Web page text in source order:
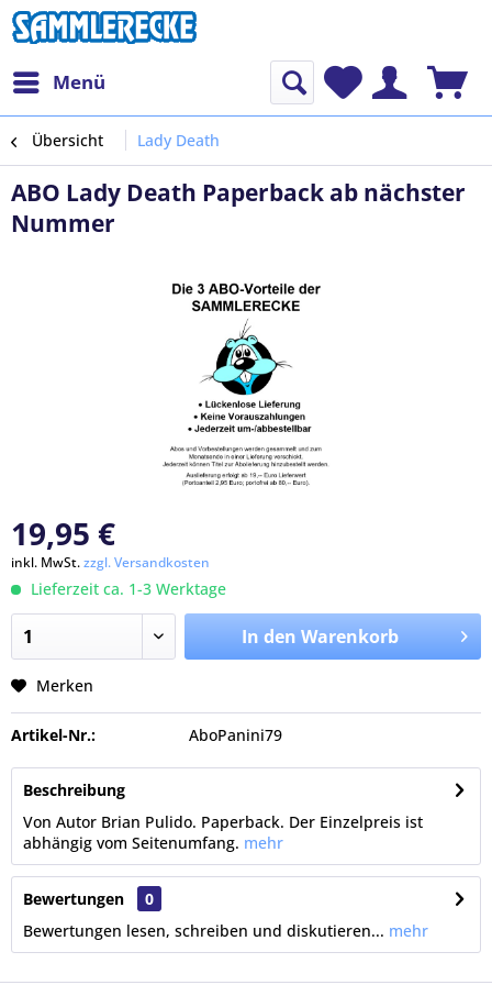
Menü
Übersicht Lady Death
ABO Lady Death Paperback ab nächster
Nummer
19,95 €
inkl. MwSt.zzgl. Versandkosten
Lieferzeit ca. 1-3 Werktage
In den Warenkorb
Merken
Artikel-Nr.: AboPanini79
Beschreibung
Von Autor Brian Pulido. Paperback. Der Einzelpreis ist
abhängig vom Seitenumfang. mehr
Bewertungen
0
Bewertungen lesen, schreiben und diskutieren... mehr